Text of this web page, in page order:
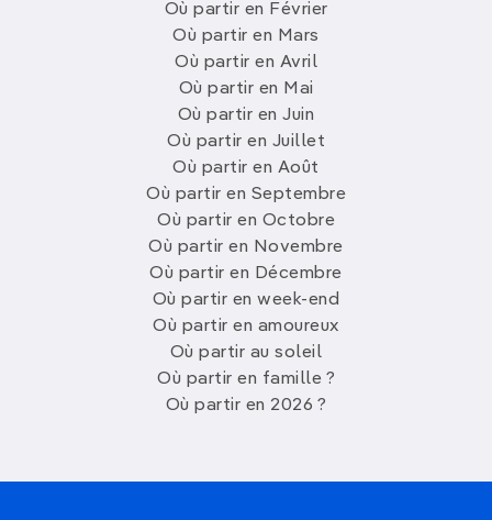
Où partir en Février
Où partir en Mars
Où partir en Avril
Où partir en Mai
Où partir en Juin
Où partir en Juillet
Où partir en Août
Où partir en Septembre
Où partir en Octobre
Où partir en Novembre
Où partir en Décembre
Où partir en week-end
Où partir en amoureux
Où partir au soleil
Où partir en famille ?
Où partir en 2026 ?